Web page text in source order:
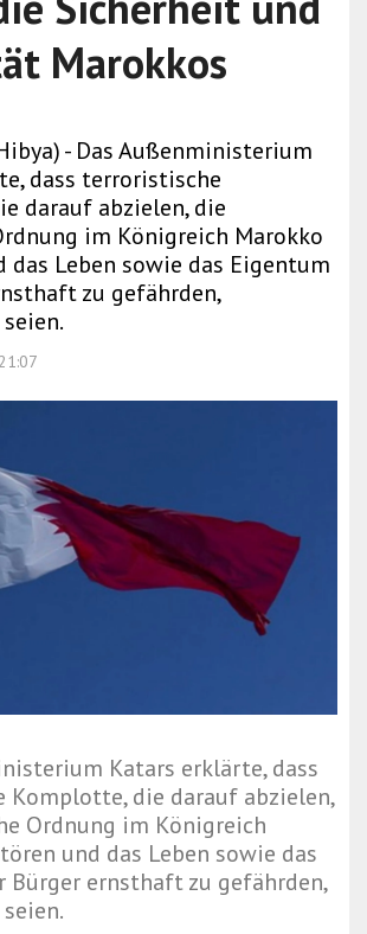
Marokkos
- Das Außenministerium
dass terroristische
darauf abzielen, die
im Königreich Marokko
das Leben sowie das Eigentum
zu gefährden,
Katars erklärte, dass
Komplotte, die darauf abzielen,
Ordnung im Königreich
und das Leben sowie das
Bürger ernsthaft zu gefährden,